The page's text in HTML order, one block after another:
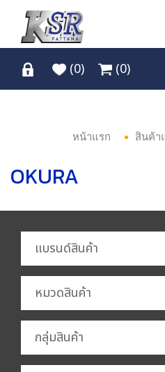
(0) (0)
หน้าแรก สินค้า
OKURA
แบรนด์สินค้า
หมวดสินค้า
กลุ่มสินค้า